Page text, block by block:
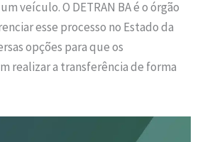
veículo. O DETRAN BA é o órgão
esse processo no Estado da
opções para que os
realizar a transferência de forma